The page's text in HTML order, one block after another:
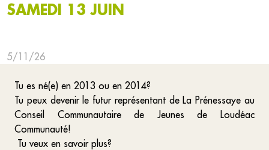
SAMEDI 13 JUIN
5/11/26
Tu es né(e) en 2013 ou en 2014?
Tu peux devenir le futur représentant de La Prénessaye au
Conseil Communautaire de Jeunes de Loudéac
Communauté!
Tu veux en savoir plus?